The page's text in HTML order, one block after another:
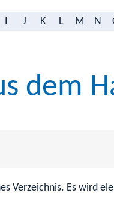
J K L M N
dem
Verzeichnis. Es wird